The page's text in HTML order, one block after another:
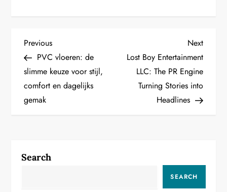
P
o
s
a
Previous
Post
Previous
PVC vloeren: de
slimme keuze voor stijl,
comfort en dagelijks
gemak
Next
Post
Next
Lost Boy Entertainment
LLC: The PR Engine
Turning Stories into
Headlines
Search
SEARCH